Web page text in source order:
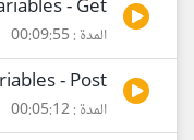
- Get
المدة : 00:09:55
- Post
المدة : 00:05:12